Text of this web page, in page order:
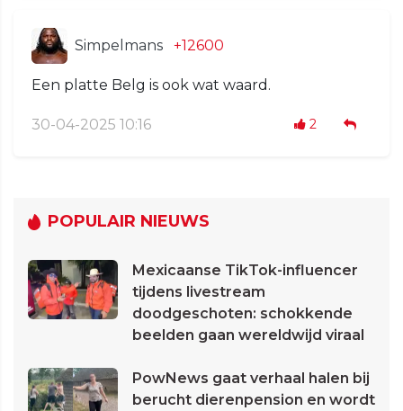
Simpelmans +12600
Een platte Belg is ook wat waard.
30-04-2025 10:16 2
POPULAIR NIEUWS
Mexicaanse TikTok-influencer
tijdens livestream
doodgeschoten: schokkende
beelden gaan wereldwijd viraal
PowNews gaat verhaal halen bij
berucht dierenpension en wordt